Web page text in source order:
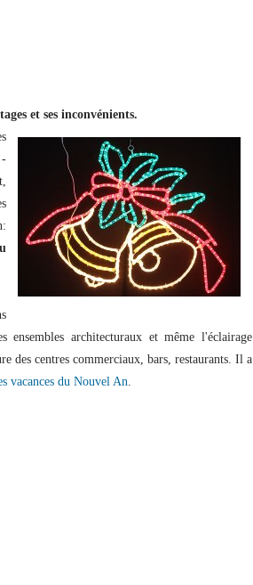
et ses inconvénients.
-
architecturaux et même l'éclairage
des centres commerciaux, bars, restaurants. Il a
vacances du Nouvel An.